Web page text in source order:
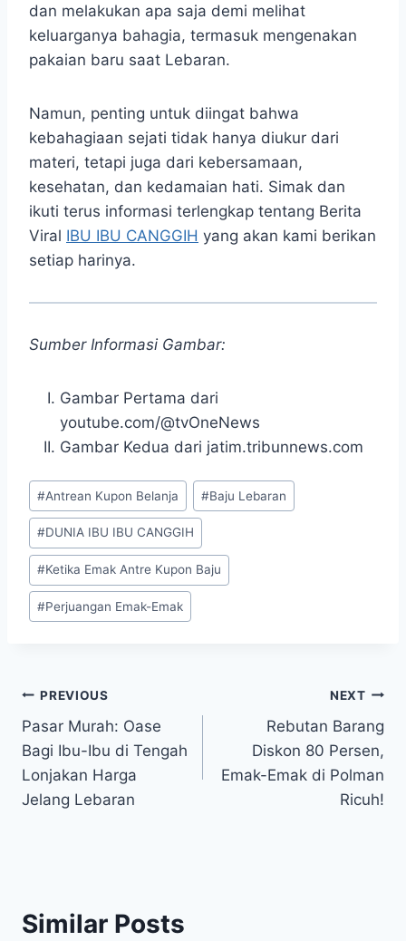
dan melakukan apa saja demi melihat
keluarganya bahagia, termasuk mengenakan
pakaian baru saat Lebaran.
Namun, penting untuk diingat bahwa
kebahagiaan sejati tidak hanya diukur dari
materi, tetapi juga dari kebersamaan,
kesehatan, dan kedamaian hati. Simak dan
ikuti terus informasi terlengkap tentang Berita
Viral IBU IBU CANGGIH yang akan kami berikan
setiap harinya.
Sumber Informasi Gambar:
Gambar Pertama dari
youtube.com/@tvOneNews
Gambar Kedua dari jatim.tribunnews.com
Post
Tags:
#Antrean Kupon Belanja #Baju Lebaran
#DUNIA IBU IBU CANGGIH
#Ketika Emak Antre Kupon Baju
#Perjuangan Emak-Emak
Post
navigation
PREVIOUS
Pasar Murah: Oase
Bagi Ibu-Ibu di Tengah
Lonjakan Harga
Jelang Lebaran
NEXT
Rebutan Barang
Diskon 80 Persen,
Emak-Emak di Polman
Ricuh!
Similar Posts